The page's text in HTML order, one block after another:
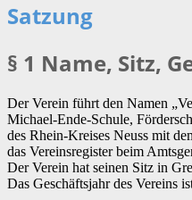
Satzung
§ 1 Name, Sitz,
Der Verein führt den Namen
Michael-Ende-Schule,
des Rhein-Kreises Neuss mit
das Vereinsregister beim
Der Verein hat seinen Sitz in
Das Geschäftsjahr des Vereins